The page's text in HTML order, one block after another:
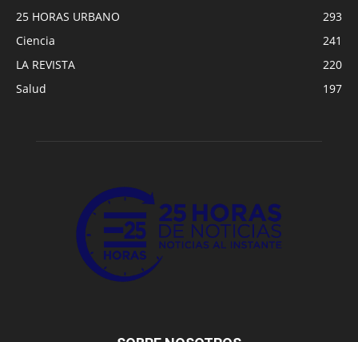
25 HORAS URBANO
293
Ciencia
241
LA REVISTA
220
Salud
197